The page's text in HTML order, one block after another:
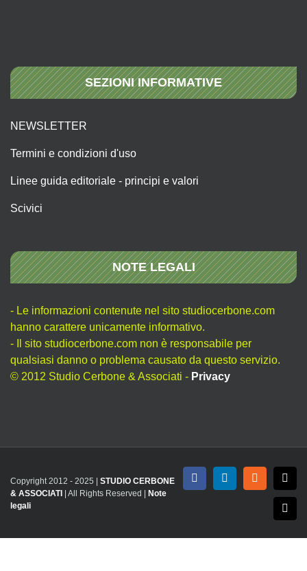
SEZIONI INFORMATIVE
NEWSLETTER
Termini e condizioni d'uso
Linee guida editoriale - principi e valori
Scivici
NOTE LEGALI
- Le informazioni contenute nel sito studiocerbone.com
hanno carattere unicamente informativo.
- Il sito studiocerbone.com non è responsabile per
qualsiasi danno o problema causato da questo servizio.
© 2012 Studio Cerbone & Associati - Privacy
Copyright 2012 - 2025 | STUDIO CERBONE
& ASSOCIATI
| All Rights Reserved |
Note
legali
FacebookLinkedInRss X